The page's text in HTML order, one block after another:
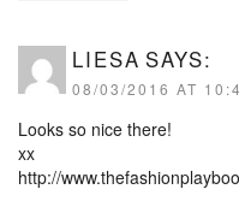
LIESA SAYS:
08/03/2016 AT
Looks so nice there!
xx
http://